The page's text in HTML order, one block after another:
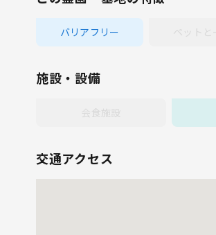
バリアフリー
施設・設備
交通アクセス